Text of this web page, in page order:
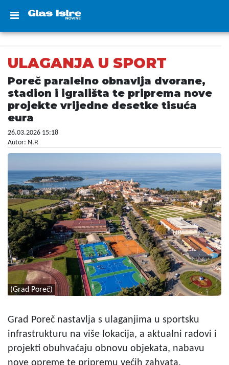
ULAGANJA U SPORT
Poreč paralelno obnavlja dvorane,
stadion i igrališta te priprema nove
projekte vrijedne desetke tisuća
eura
26.03.2026 15:18
Autor: N.P.
(Grad Poreč)
Grad Poreč nastavlja s ulaganjima u sportsku
infrastrukturu na više lokacija, a aktualni radovi i
projekti obuhvaćaju obnovu objekata, nabavu
nove opreme te pripremu većih zahvata.